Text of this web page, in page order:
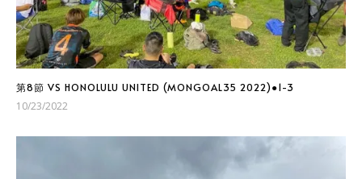
第8節 VS HONOLULU UNITED (MONGOAL35 2022)●1-3
10/23/2022